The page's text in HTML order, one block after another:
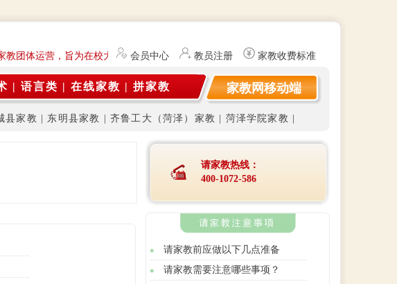
团体运营，旨为在校大学生及研究生（持有教师资格证）提供勤工俭学、社会实践兼职
会员中心 教员注册 家教收费标准
| 语言类 | 在线家教 | 拼家教 家教网移动端
县家教 东明县家教 齐鲁工大（菏泽）家教 菏泽学院家教
请家教热线：
400-1072-586
请家教前应做以下几点准备
请家教需要注意哪些事项？